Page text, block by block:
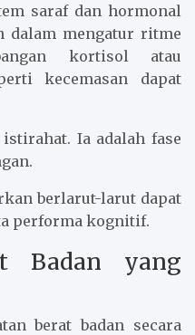
saraf dan hormonal
mengatur ritme
kortisol atau
kecemasan dapat
Ia adalah fase
berlarut-larut dapat
performa kognitif.
Badan yang
berat badan secara